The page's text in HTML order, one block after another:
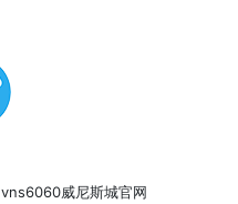
vns6060威尼斯城官网